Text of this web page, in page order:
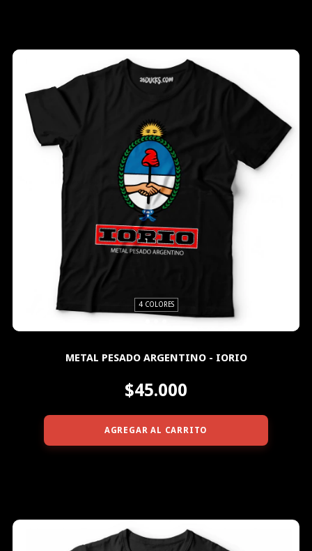
4 COLORES
METAL PESADO ARGENTINO - IORIO
$45.000
AGREGAR AL CARRITO